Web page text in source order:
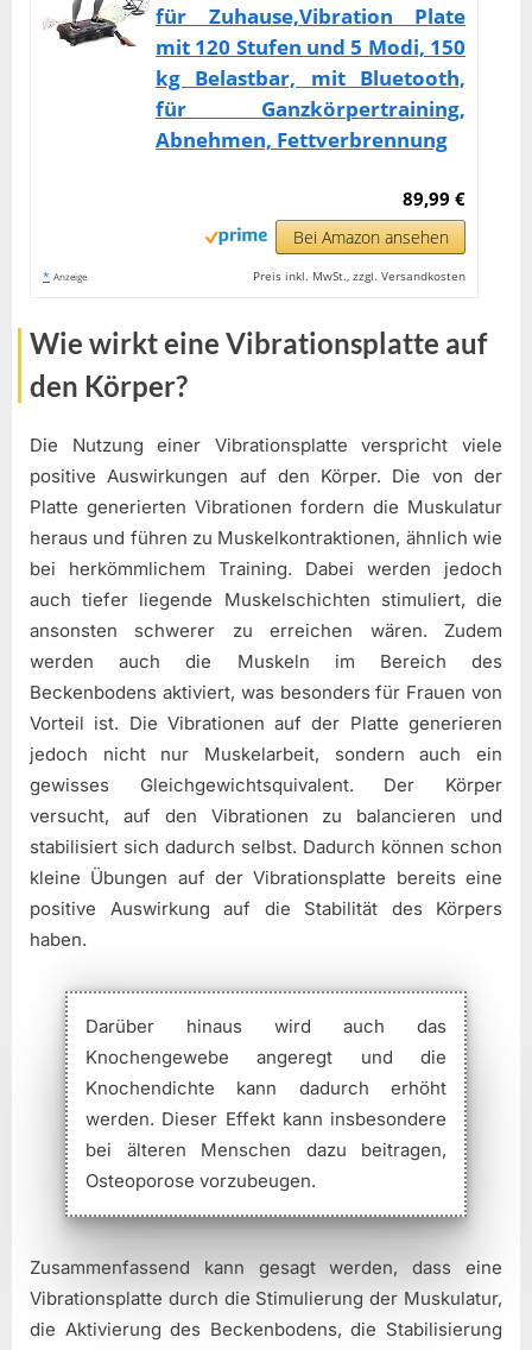
für Zuhause,Vibration Plate
mit 120 Stufen und 5 Modi, 150
kg Belastbar, mit Bluetooth,
für Ganzkörpertraining,
Abnehmen, Fettverbrennung
89,99 €
Bei Amazon ansehen
* Anzeige Preis inkl. MwSt., zzgl. Versandkosten
Wie wirkt eine Vibrationsplatte auf
den Körper?
Die Nutzung einer Vibrationsplatte verspricht viele
positive Auswirkungen auf den Körper. Die von der
Platte generierten Vibrationen fordern die Muskulatur
heraus und führen zu Muskelkontraktionen, ähnlich wie
bei herkömmlichem Training. Dabei werden jedoch
auch tiefer liegende Muskelschichten stimuliert, die
ansonsten schwerer zu erreichen wären. Zudem
werden auch die Muskeln im Bereich des
Beckenbodens aktiviert, was besonders für Frauen von
Vorteil ist. Die Vibrationen auf der Platte generieren
jedoch nicht nur Muskelarbeit, sondern auch ein
gewisses Gleichgewichtsquivalent. Der Körper
versucht, auf den Vibrationen zu balancieren und
stabilisiert sich dadurch selbst. Dadurch können schon
kleine Übungen auf der Vibrationsplatte bereits eine
positive Auswirkung auf die Stabilität des Körpers
haben.
Darüber hinaus wird auch das
Knochengewebe angeregt und die
Knochendichte kann dadurch erhöht
werden. Dieser Effekt kann insbesondere
bei älteren Menschen dazu beitragen,
Osteoporose vorzubeugen.
Zusammenfassend kann gesagt werden, dass eine
Vibrationsplatte durch die Stimulierung der Muskulatur,
die Aktivierung des Beckenbodens, die Stabilisierung